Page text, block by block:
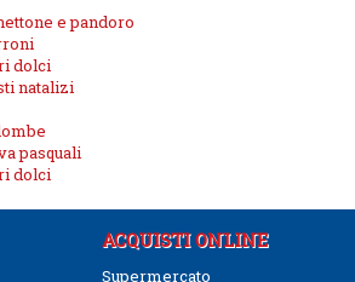
e pandoro
dolci
natalizi
pasquali
dolci
ACQUISTI ONLINE
Supermercato